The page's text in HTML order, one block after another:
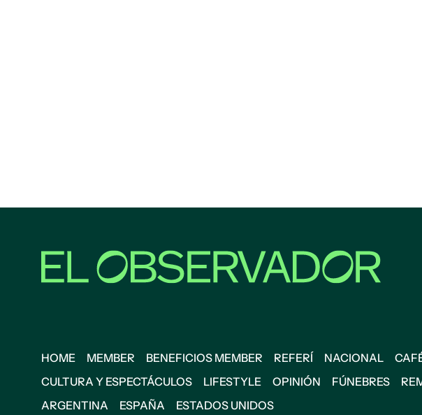
HOME MEMBER BENEFICIOS MEMBER REFERÍ NACIONAL
CULTURA Y ESPECTÁCULOS
LIFESTYLE OPINIÓN FÚNEBRES
ARGENTINA
ESPAÑA ESTADOS UNIDOS